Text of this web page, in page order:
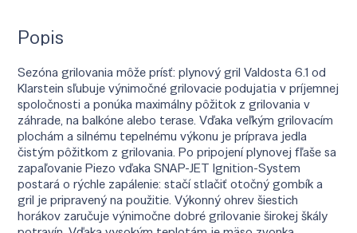
Popis
Sezóna grilovania môže prísť: plynový gril Valdosta 6.1 od
Klarstein sľubuje výnimočné grilovacie podujatia v príjemnej
spoločnosti a ponúka maximálny pôžitok z grilovania v
záhrade, na balkóne alebo terase. Vďaka veľkým grilovacím
plochám a silnému tepelnému výkonu je príprava jedla
čistým pôžitkom z grilovania. Po pripojení plynovej fľaše sa
zapaľovanie Piezo vďaka SNAP-JET Ignition-System
postará o rýchle zapálenie: stačí stlačiť otočný gombík a
gril je pripravený na použitie. Výkonný ohrev šiestich
horákov zaručuje výnimočne dobré grilovanie širokej škály